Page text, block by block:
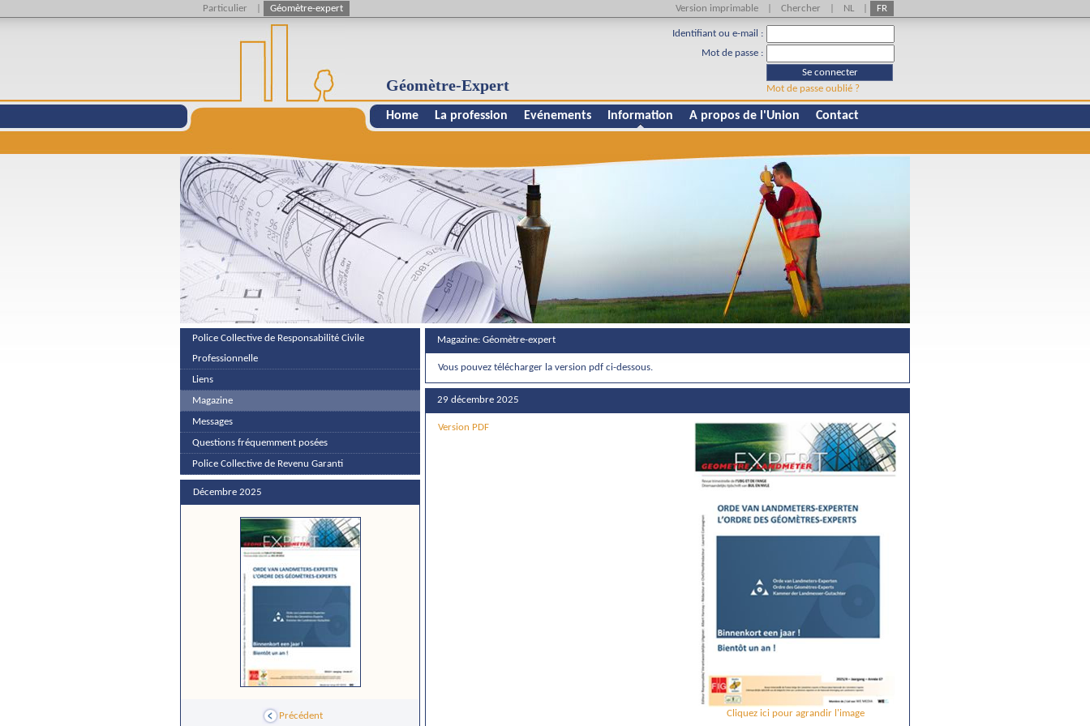
Identifiant ou e-mail :
Mot de passe :
Se connecter
Mot de passe oublié ?
Géomètre-Expert
Home La profession Evénements Information A propos de l'Union Contact
Police Collective de Responsabilité Civile
Professionnelle
Liens
Magazine
Messages
Questions fréquemment posées
Police Collective de Revenu Garanti
Décembre 2025
Précédent
Magazine: Géomètre-expert
Vous pouvez télécharger la version pdf ci-dessous.
29 décembre 2025
Cliquez ici pour agrandir l'image
Version PDF
NL FR
Particulier Géomètre-expert Version imprimable Chercher